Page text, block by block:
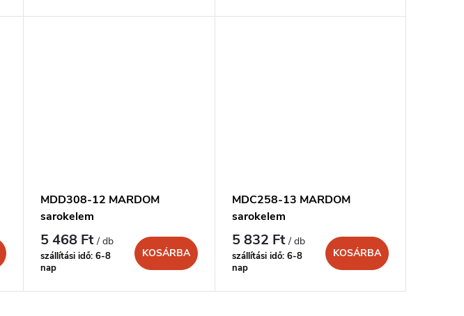
MDD308-12 MARDOM
sarokelem
5 468 Ft/ db
szállítási idő: 6-8
nap
KOSÁRBA
MDC258-13 MARDOM
sarokelem
5 832 Ft/ db
szállítási idő: 6-8
nap
KOSÁRBA